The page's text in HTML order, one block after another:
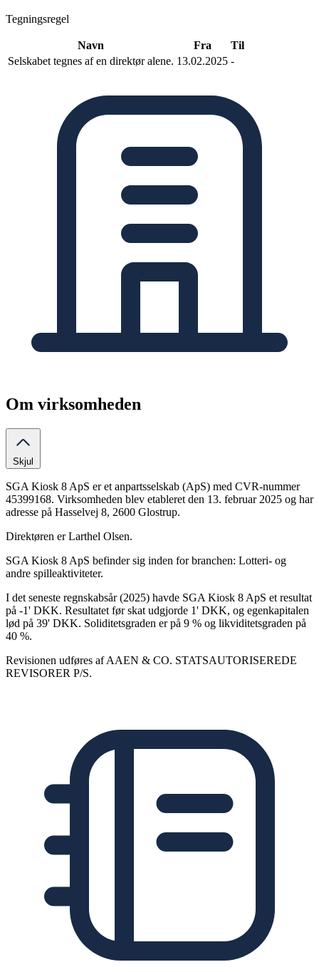
Tegningsregel
Navn Fra
Til
Selskabet tegnes af en direktør alene. 13.02.2025 -
Om virksomheden
Skjul
SGA Kiosk 8 ApS er et anpartsselskab (ApS) med CVR-nummer
45399168. Virksomheden blev etableret den 13. februar 2025 og har
adresse på Hasselvej 8, 2600 Glostrup.
Direktøren er Larthel Olsen.
SGA Kiosk 8 ApS befinder sig inden for branchen: Lotteri- og
andre spilleaktiviteter.
I det seneste regnskabsår (2025) havde SGA Kiosk 8 ApS et resultat
på -1' DKK. Resultatet før skat udgjorde 1' DKK, og egenkapitalen
lød på 39' DKK. Soliditetsgraden er på 9 % og likviditetsgraden på
40 %.
Revisionen udføres af AAEN & CO. STATSAUTORISEREDE
REVISORER P/S.